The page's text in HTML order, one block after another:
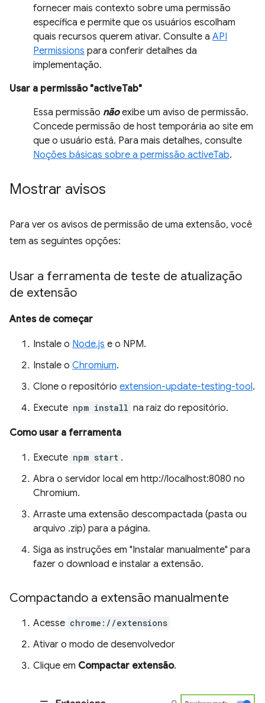
fornecer mais contexto sobre uma permissão
específica e permite que os usuários escolham
quais recursos querem ativar. Consulte a API
Permissions para conferir detalhes da
implementação.
Usar a permissão "activeTab"
Essa permissão nãoexibe um aviso de permissão.
Concede permissão de host temporária ao site em
que o usuário está. Para mais detalhes, consulte
Noções básicas sobre a permissão activeTab.
Mostrar avisos
Para ver os avisos de permissão de uma extensão, você
tem as seguintes opções:
Usar a ferramenta de teste de atualização
de extensão
Antes de começar
Instale o Node.js e o NPM.
Instale o Chromium.
Clone o repositório extension-update-testing-tool.
Execute npm install na raiz do repositório.
Como usar a ferramenta
Execute npm start .
Abra o servidor local em http://localhost:8080 no
Chromium.
Arraste uma extensão descompactada (pasta ou
arquivo .zip) para a página.
Siga as instruções em "Instalar manualmente" para
fazer o download e instalar a extensão.
Compactando a extensão manualmente
Acesse chrome://extensions
Ativar o modo de desenvolvedor
Clique em Compactar extensão.